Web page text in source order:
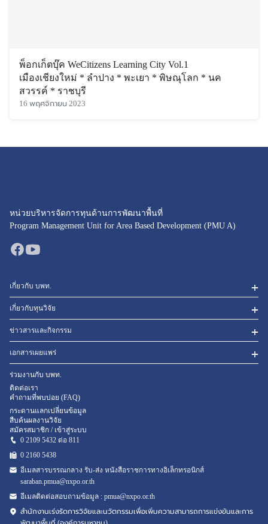
พ็อกเก็ตบุ๊ค WeCitizens Learning City Vol.1
เมืองเชียงใหม่ * ลำปาง * พะเยา * พิษณุโลก * นค
สวรรค์ * ราชบุรี
16 พฤศจิกายน 2023
หน่วยบริหารจัดการทุนด้านการพัฒนาพื้นที่
Program Management Unit for Area Based Development (PMU A)
เกี่ยวกับ บพท.
เกี่ยวกับทุนวิจัย
ข่าวสารและกิจกรรม
เอกสารเผยแพร่
ร่วมงานกับ บพท.
ติดต่อเรา
คำถามที่พบบ่อย (FAQ)
กระดานแลกเปลี่ยนข้อมูล
สืบค้นผลงานวิจัย
สมัครสมาชิก / เข้าสู่ระบบ
0 2109 5432 ต่อ 811
0 2160 5438
อีเมลสารบรรณกลาง รับ-ส่ง หนังสือราชการทางอิเล็กทรอนิกส์
saraban.pmua@nxpo.or.th
อีเมลติดต่อสอบถามข้อมูล : pmua@nxpo.or.th
สำนักงานเร่งรัดการวิจัยและนวัตกรรมเพื่อเพิ่มความสามารถการแข่งขันและการ